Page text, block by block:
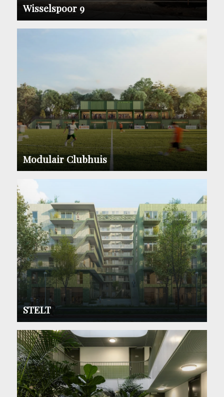
Wisselspoor 9
Modulair Clubhuis
STELT